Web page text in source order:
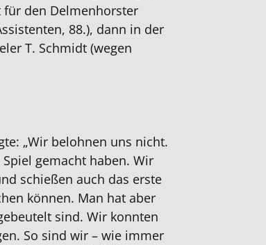
für den Delmenhorster
88.), dann in der
T. Schmidt (wegen
„Wir belohnen uns nicht.
gemacht haben. Wir
schießen auch das erste
können. Man hat aber
sind. Wir konnten
So sind wir – wie immer